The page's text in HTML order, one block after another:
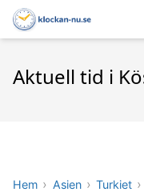
Aktuell tid i
Hem Asien Turkiet